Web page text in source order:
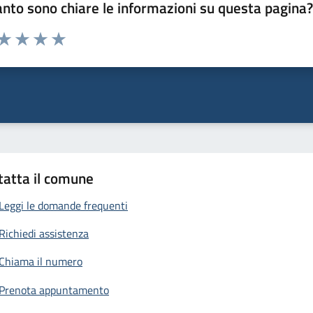
sono chiare le informazioni su questa pagina?
da 1 a 5 stelle la pagina
il comune
Leggi le domande frequenti
Richiedi assistenza
Chiama il numero
Prenota appuntamento